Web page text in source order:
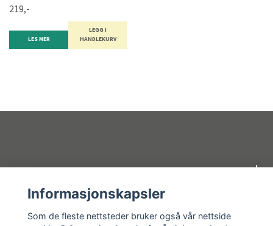
219,-
LES MER
LEGG I
HANDLEKURV
Informasjonskapsler
Som de fleste nettsteder bruker også vår nettside